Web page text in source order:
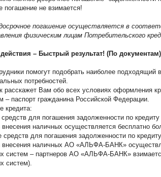
погашение не взимается!
погашение осуществляется в
физическим лицам Потребительского
– Быстрый результат! (По документам)
помогут подобрать наиболее подходящий
потребностей.
расскажет Вам обо всех условиях оформления
– паспорт гражданина Российской Федерации.
кредита:
для погашения задолженности по
наличных осуществляется бесплатно
средств для погашения задолженности по
внесения наличных АО «АЛЬФА-БАНК»
систем – партнеров АО «АЛЬФА-БАНК»
систем).